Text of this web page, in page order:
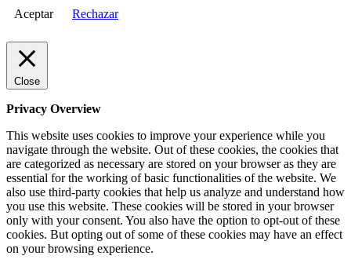
Aceptar Rechazar
Close
Privacy Overview
This website uses cookies to improve your experience while you
navigate through the website. Out of these cookies, the cookies that
are categorized as necessary are stored on your browser as they are
essential for the working of basic functionalities of the website. We
also use third-party cookies that help us analyze and understand how
you use this website. These cookies will be stored in your browser
only with your consent. You also have the option to opt-out of these
cookies. But opting out of some of these cookies may have an effect
on your browsing experience.